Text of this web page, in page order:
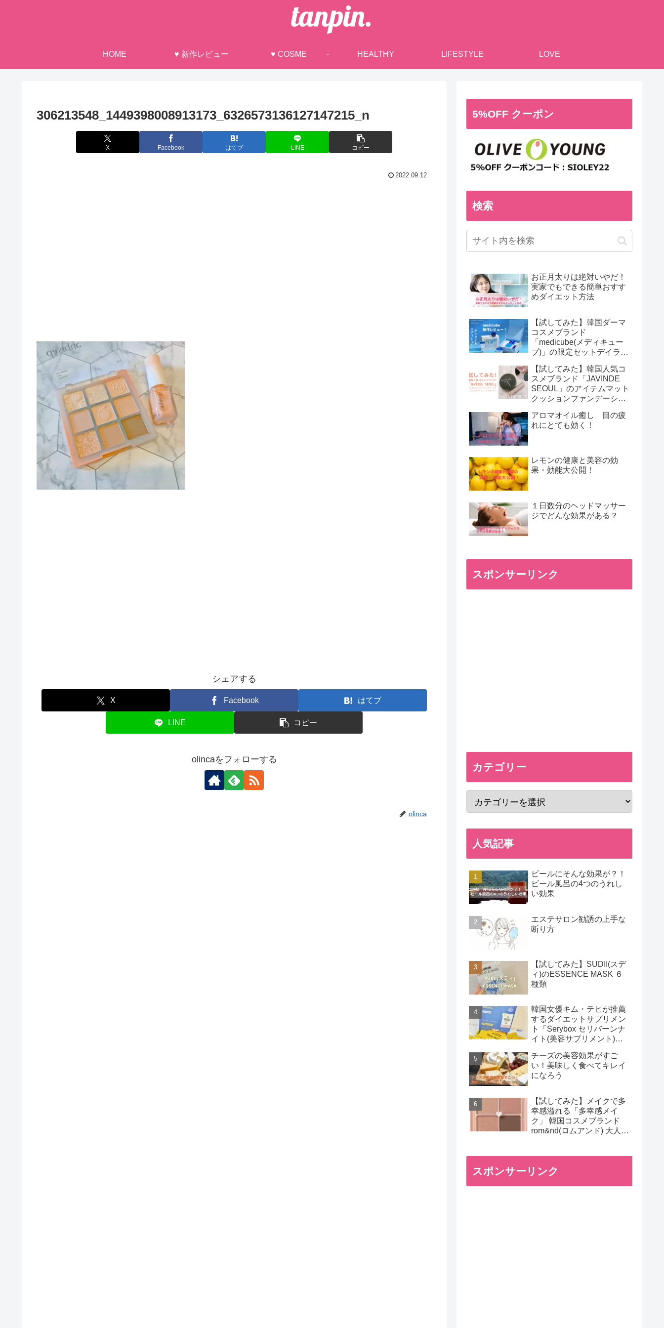
HOME ♥ 新作レビュー ♥ COSME HEALTHY LIFESTYLE LOVE
306213548_1449398008913173_6326573136127147215_n
X Facebook はてブ LINE コピー
2022.09.12
シェアする
X Facebook はてブ
LINE コピー
olincaをフォローする
olinca
5%OFF クーポン
検索
お正月太りは絶対いやだ！
実家でもできる簡単おすす
めダイエット方法
【試してみた】韓国ダーマ
コスメブランド
「medicube(メディキュー
ブ)」の限定セットデイライ
【試してみた】韓国人気コ
スメブランド「JAVINDE
SEOUL」のアイテムマット
クッションファンデーショ
ー
アロマオイル癒し 目の疲
れにとても効く！
レモンの健康と美容の効
果・効能大公開！
１日数分のヘッドマッサー
ジでどんな効果がある？
スポンサーリンク
カテゴリー
人気記事
ビールにそんな効果が？！
ビール風呂の4つのうれし
い効果
エステサロン勧誘の上手な
断り方
【試してみた】SUDII(スデ
ィ)のESSENCE MASK ６
種類
韓国女優キム・テヒが推薦
するダイエットサプリメン
ト「Serybox セリバーンナ
イト(美容サプリメント)」
チーズの美容効果がすご
い！美味しく食べてキレイ
になろう
【試してみた】メイクで多
幸感溢れる「多幸感メイ
ク」 韓国コスメブランド
rom&nd(ロムアンド) 大人気
スポンサーリンク